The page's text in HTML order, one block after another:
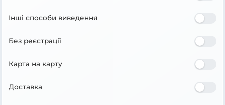
Інші способи виведення
Без реєстрації
Карта на карту
Доставка